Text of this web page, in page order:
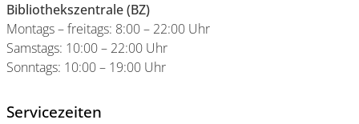
Bibliothekszentrale (BZ)
Montags – freitags: 8:00 – 22:00 Uhr
Samstags: 10:00 – 22:00 Uhr
Sonntags: 10:00 – 19:00 Uhr
Servicezeiten